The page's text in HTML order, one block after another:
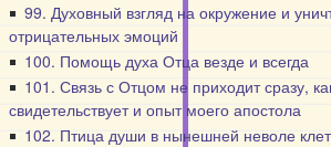
99. Духовный взгляд на окружение и
отрицательных эмоций
100. Помощь духа Отца везде и всегда
101. Связь с Отцом не приходит сразу,
свидетельствует и опыт моего апостола
102. Птица души в нынешней неволе